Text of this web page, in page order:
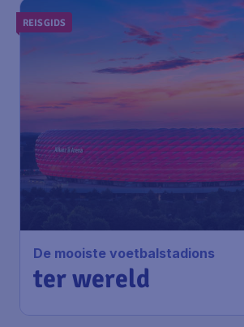
REISGIDS
De mooiste voetbalstadions
ter wereld